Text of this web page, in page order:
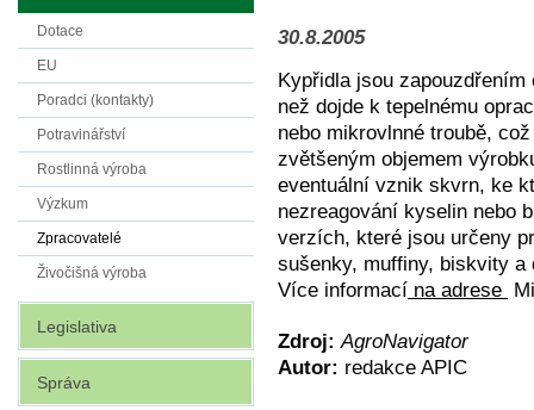
30.8.2005
Kypřidla jsou
než dojde k tepelnému
nebo mikrovlnné troubě,
zvětšeným objemem
eventuální vznik skvrn, ke
nezreagování kyselin nebo
verzích, které jsou určeny
sušenky, muffiny, biskvity
Více informací na adrese
Zdroj: AgroNavigator
Autor: redakce APIC
Dotace
EU
Poradci (kontakty)
Potravinářství
Rostlinná výroba
Výzkum
Zpracovatelé
Živočišná výroba
Legislativa
Správa